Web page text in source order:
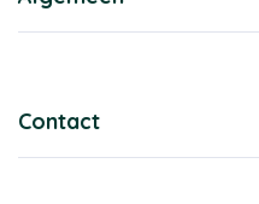
Contact